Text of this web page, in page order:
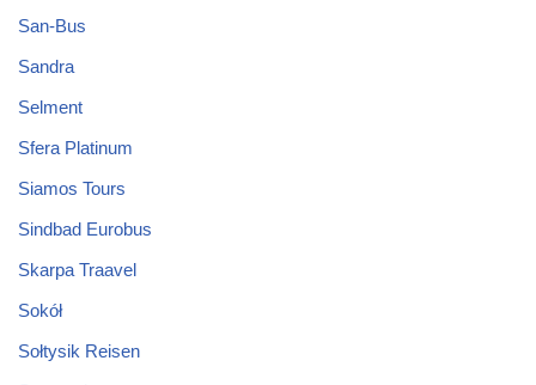
San-Bus
Sandra
Selment
Sfera Platinum
Siamos Tours
Sindbad Eurobus
Skarpa Traavel
Sokół
Sołtysik Reisen